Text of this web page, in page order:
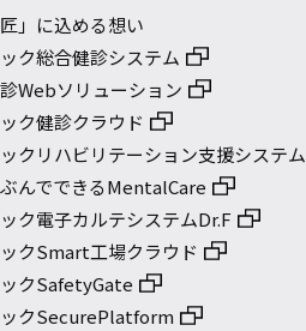
匠」に込める想い
ク総合健診システム
Webソリューション
ク健診クラウド
クリハビリテーション支援システム
んでできるMentalCare
ク電子カルテシステムDr.F
クSmart工場クラウド
クSafetyGate
クSecurePlatform